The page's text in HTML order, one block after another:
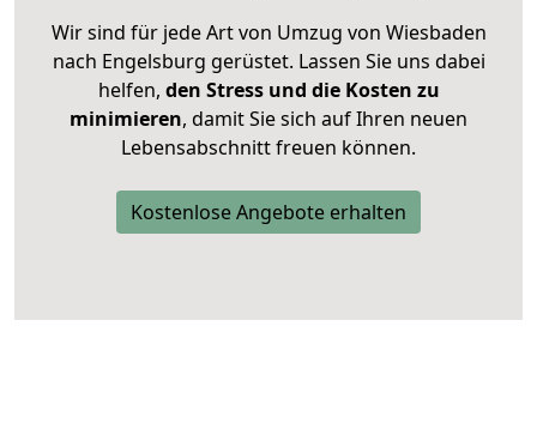
Wir sind für jede Art von Umzug von Wiesbaden
nach Engelsburg gerüstet. Lassen Sie uns dabei
helfen, den Stress und die Kosten zu
minimieren, damit Sie sich auf Ihren neuen
Lebensabschnitt freuen können.
Kostenlose Angebote erhalten